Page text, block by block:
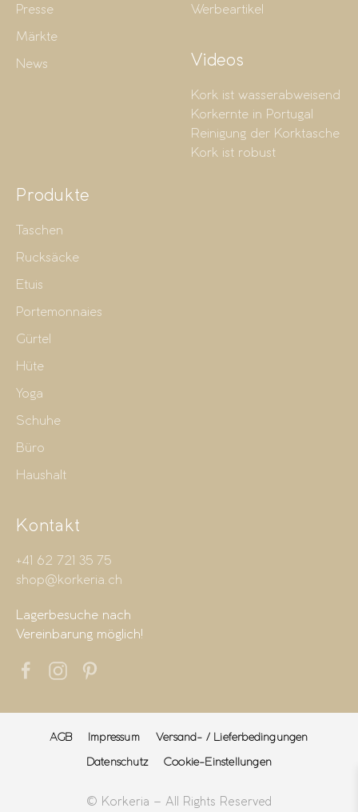
Presse
Märkte
News
Werbeartikel
Videos
Kork ist wasserabweisend
Korkernte in Portugal
Reinigung der Korktasche
Kork ist robust
Produkte
Taschen
Rucksäcke
Etuis
Portemonnaies
Gürtel
Hüte
Yoga
Schuhe
Büro
Haushalt
Kontakt
+41 62 721 35 75
shop@korkeria.ch
Lagerbesuche nach
Vereinbarung möglich!
AGB Impressum
Versand- / Lieferbedingungen
Datenschutz
Cookie-Einstellungen
© Korkeria – All Rights Reserved